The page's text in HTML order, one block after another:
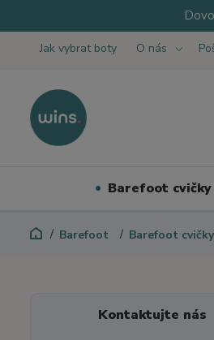
Jak vybrat boty O nás
Barefoot cvičky
Barefoot Barefoot cvičky
Kontaktujte nás